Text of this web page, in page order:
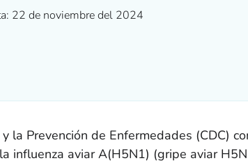
22 de noviembre del 2024
la Prevención de Enfermedades (CDC)
influenza aviar A(H5N1) (gripe aviar